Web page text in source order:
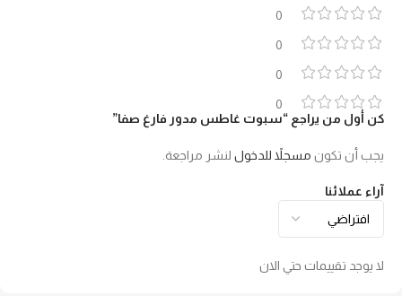
0
0
0
0
آراء عملائنا
لا يوجد تقييمات حتي الان
كن أول من يراجع “سبوت غاطس مدور فارغ صفا”
يجب أن تكون مسجلاً للدخول لنشر مراجعة.